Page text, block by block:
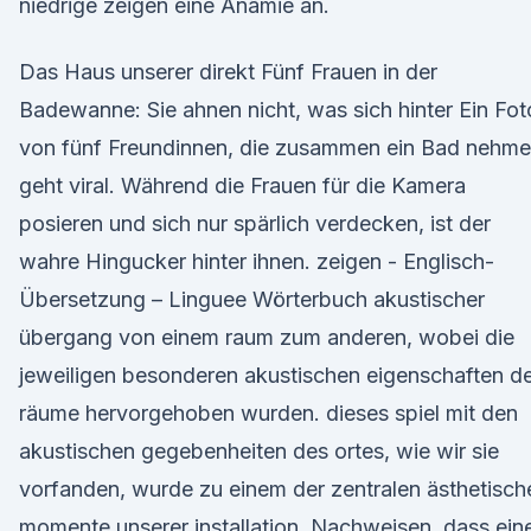
niedrige zeigen eine Anämie an.
Das Haus unserer direkt Fünf Frauen in der
Badewanne: Sie ahnen nicht, was sich hinter Ein
von fünf Freundinnen, die zusammen ein Bad
geht viral. Während die Frauen für die Kamera
posieren und sich nur spärlich verdecken, ist der
wahre Hingucker hinter ihnen. zeigen - Englisch-
Übersetzung – Linguee Wörterbuch akustischer
übergang von einem raum zum anderen, wobei die
jeweiligen besonderen akustischen eigenschaften
räume hervorgehoben wurden. dieses spiel mit den
akustischen gegebenheiten des ortes, wie wir sie
vorfanden, wurde zu einem der zentralen